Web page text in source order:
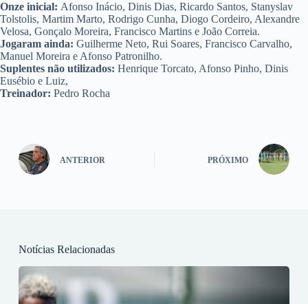
Onze inicial: Afonso Inácio, Dinis Dias, Ricardo Santos, Stanyslav
Tolstolis, Martim Marto, Rodrigo Cunha, Diogo Cordeiro, Alexandre
Velosa, Gonçalo Moreira, Francisco Martins e João Correia.
Jogaram ainda: Guilherme Neto, Rui Soares, Francisco Carvalho,
Manuel Moreira e Afonso Patronilho.
Suplentes não utilizados: Henrique Torcato, Afonso Pinho, Dinis
Eusébio e Luiz,
Treinador: Pedro Rocha
ANTERIOR PRÓXIMO
Notícias Relacionadas